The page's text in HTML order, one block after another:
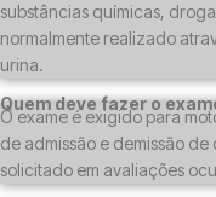
substâncias químicas,
normalmente realizado
urina.
Quem deve fazer o
O exame é exigido para
de admissão e demissão
solicitado em avaliações